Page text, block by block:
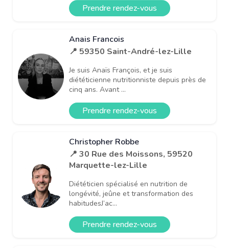
Prendre rendez-vous
Anais Francois
📍 59350 Saint-André-lez-Lille
Je suis Anaïs François, et je suis
diététicienne nutritionniste depuis près de
cinq ans. Avant ...
Prendre rendez-vous
Christopher Robbe
📍 30 Rue des Moissons, 59520
Marquette-lez-Lille
Diététicien spécialisé en nutrition de
longévité, jeûne et transformation des
habitudesJ’ac...
Prendre rendez-vous